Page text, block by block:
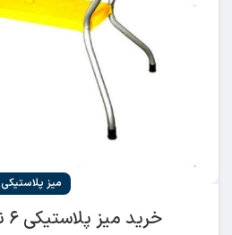
میز پلاستیکی
خرید میز پلاستیکی ۶ نفره مستطیلی